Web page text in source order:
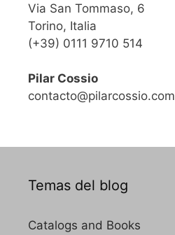
Via San Tommaso, 6
Torino, Italia
(+39) 0111 9710 514
Pilar Cossio
contacto@pilarcossio.com
Temas del blog
Catalogs and Books